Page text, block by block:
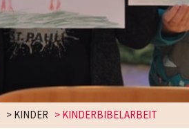
>KINDER >KINDERBIBELARBEIT